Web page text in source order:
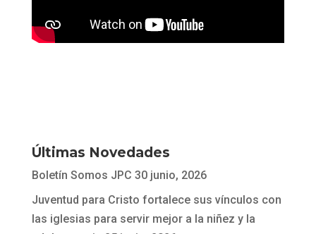
Últimas Novedades
Boletín Somos JPC 30 junio, 2026
Juventud para Cristo fortalece sus vínculos con
las iglesias para servir mejor a la niñez y la